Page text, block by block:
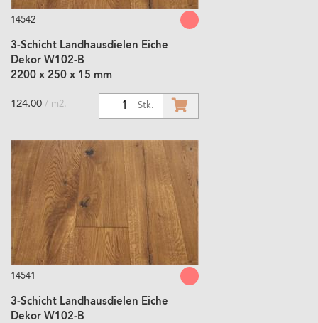
14542
3-Schicht Landhausdielen Eiche
Dekor W102-B
2200 x 250 x 15 mm
Stk.
124.00 / m2.
14541
3-Schicht Landhausdielen Eiche
Dekor W102-B